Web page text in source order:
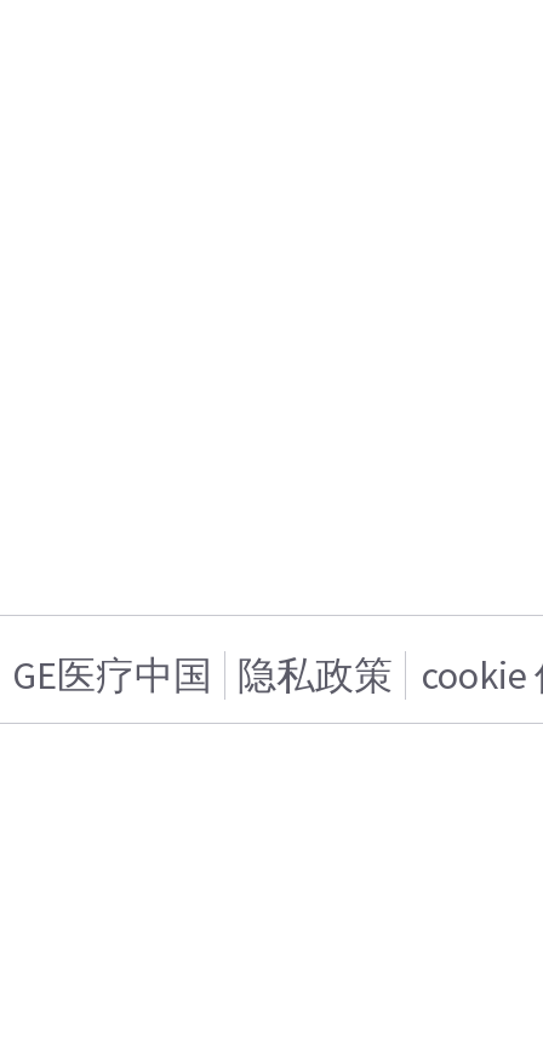
GE医疗中国 隐私政策 cookie